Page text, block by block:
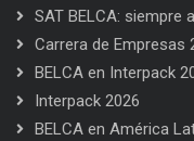
SAT BELCA: siempre
Carrera de Empresas
BELCA en Interpack
Interpack 2026
BELCA en América